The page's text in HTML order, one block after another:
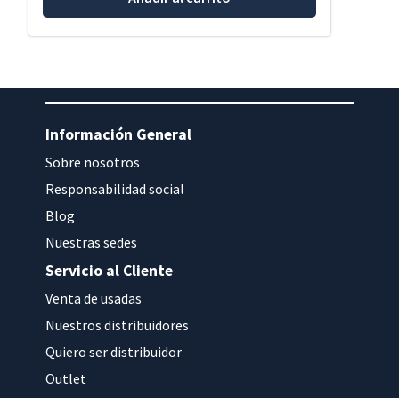
Información General
Sobre nosotros
Responsabilidad social
Blog
Nuestras sedes
Servicio al Cliente
Venta de usadas
Nuestros distribuidores
Quiero ser distribuidor
Outlet